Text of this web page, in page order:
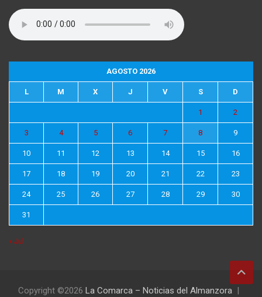
AGOSTO 2026
L M X J V S D
1 2
3 4 5 6 7 8 9
10 11 12 13 14 15 16
17 18 19 20 21 22 23
24 25 26 27 28 29 30
31
« Jul
Copyright ©2026 La Comarca – Noticias del Almanzora